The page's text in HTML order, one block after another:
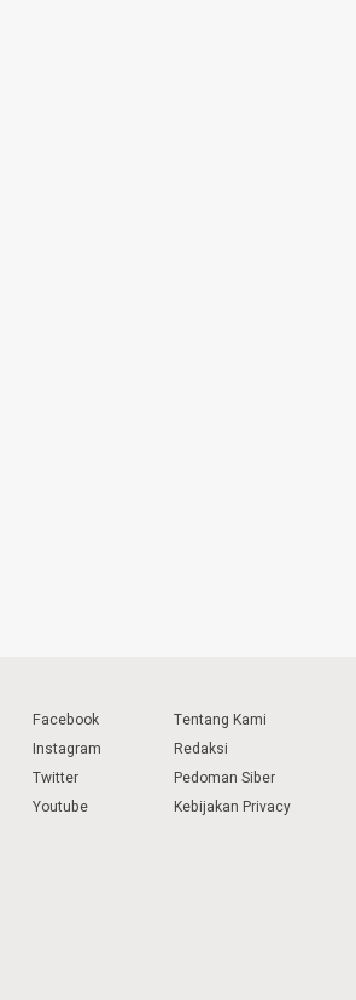
Facebook
Instagram
Twitter
Youtube
Tentang Kami
Redaksi
Pedoman Siber
Kebijakan Privacy